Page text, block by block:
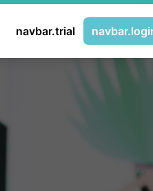
navbar.trial